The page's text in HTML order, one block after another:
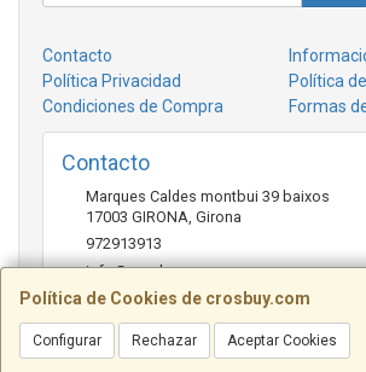
Política de Cookies de crosbuy.com
Configurar Rechazar Aceptar Cookies
Contacto
Política Privacidad
Política
Condiciones de Compra
Formas
Contacto
Marques Caldes montbui 39 baixos
17003 GIRONA Girona
972913913
info@crosbuy.com
Horario